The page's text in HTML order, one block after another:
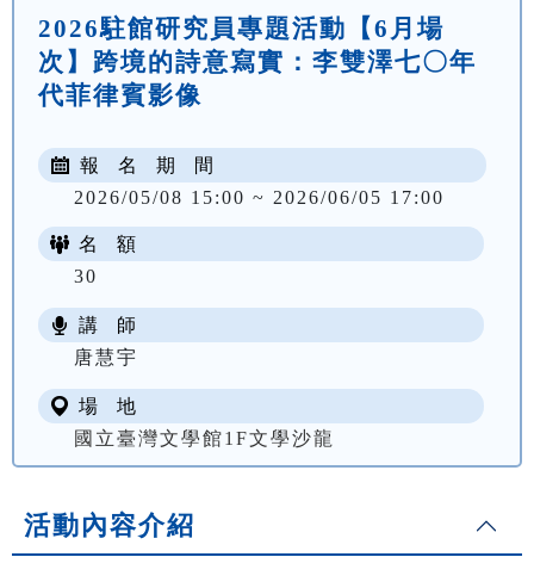
2026駐館研究員專題活動【6月場
次】跨境的詩意寫實：李雙澤七〇年
代菲律賓影像
報 名 期 間
2026/05/08 15:00 ~ 2026/06/05 17:00
名 額
30
講 師
唐慧宇
場 地
國立臺灣文學館1F文學沙龍
活動內容介紹